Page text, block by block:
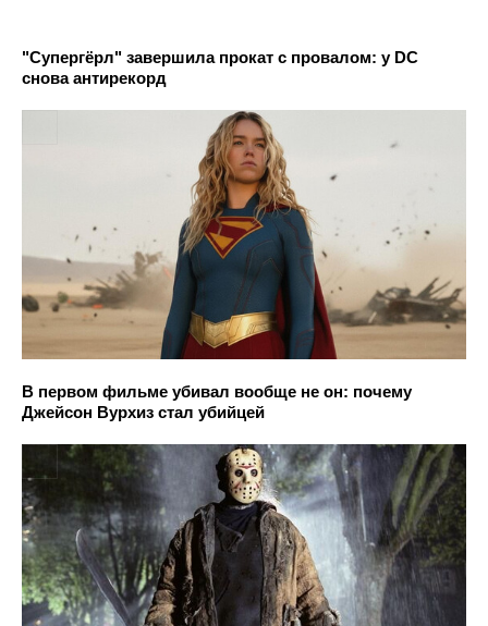
"Супергёрл" завершила прокат с провалом: у DC
снова антирекорд
В первом фильме убивал вообще не он: почему
Джейсон Вурхиз стал убийцей